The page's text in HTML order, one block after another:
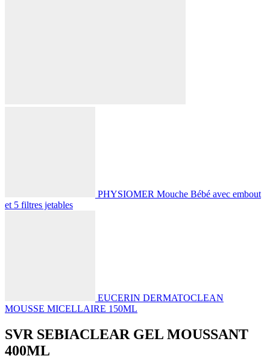
PHYSIOMER Mouche Bébé avec embout
et 5 filtres jetables
EUCERIN DERMATOCLEAN
MOUSSE MICELLAIRE 150ML
SVR SEBIACLEAR GEL MOUSSANT
400ML